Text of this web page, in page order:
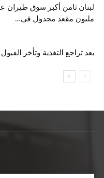
لبنان ثامن أكبر سوق
مليون مقعد مجدول في...
بعد تراجع التغذية وتأخر
الأرشيف